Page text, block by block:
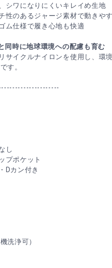
シワになりにくいキレイめ生地
性のあるジャージ素材で動きや
ム仕様で履き心地も快適
同時に地球環境への配慮も育む
サイクルナイロンを使用し、環
す。
し
プポケット
Dカン付き
洗浄可）